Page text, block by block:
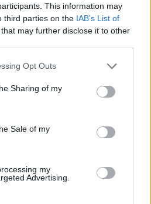
This information may
third parties on the IAB’s List of
that may further disclose it to other
Opt Outs
Sharing of my
Sale of my
my
Advertising.
będzie ukierunkowywał
gdy poczuje zmęczenie, który
w jego sercu pragnienie i
tym celem jest Bóg,
pełnia życia, pokoju,
szczęścia, dopóki go nie
ryzyko, że go nie znajdzie,
lesie” zła i grzechu.
nam na spotkanie, przyjął
i zabrał je ze sobą –
nieba”, to znaczy do Boga. Jest